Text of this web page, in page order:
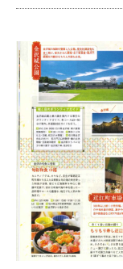
ップです。地域の
ル化することで、
きるので、データ